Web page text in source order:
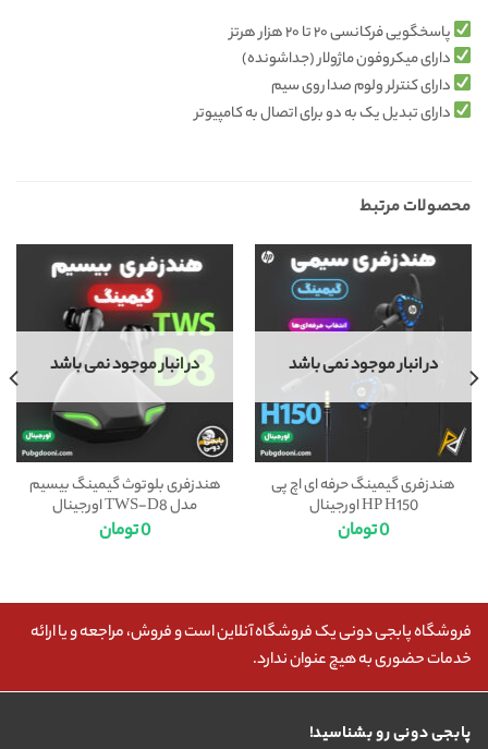
پاسخگویی فرکانسی ۲۰ تا ۲۰ هزار هرتز
دارای میکروفون ماژولار (جداشونده)
دارای کنترلر ولوم صدا روی سیم
دارای تبدیل یک به دو برای اتصال به کامپیوتر
محصولات مرتبط
در انبار موجود نمی باشد
هندزفری گیمینگ حرفه ای اچ پی
HP H150 اورجینال
0تومان
در انبار موجود نمی باشد
هندزفری بلوتوث گیمینگ بیسیم
مدل TWS-D8 اورجینال
0تومان
فروشگاه پابجی دونی یک فروشگاه آنلاین است و فروش، مراجعه و یا ارائه
خدمات حضوری به هیچ عنوان ندارد.
پابجی دونی رو بشناسید!